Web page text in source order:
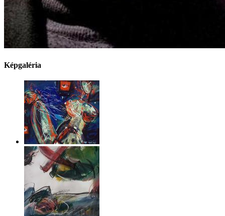
Képgaléria